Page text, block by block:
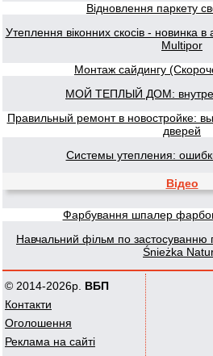
Відновлення паркету
Утеплення віконних скосів - новинка в
Multipor
Монтаж сайдингу
МОЙ ТЕПЛЫЙ ДОМ:
Правильный ремонт в новостройке:
дверей
Системы утепления:
Відео
Фарбування шпалер
Навчальний фільм по застосуванню
Śnieżka
© 2014-2026р. ВБП
Контакти
Оголошення
Реклама на сайті